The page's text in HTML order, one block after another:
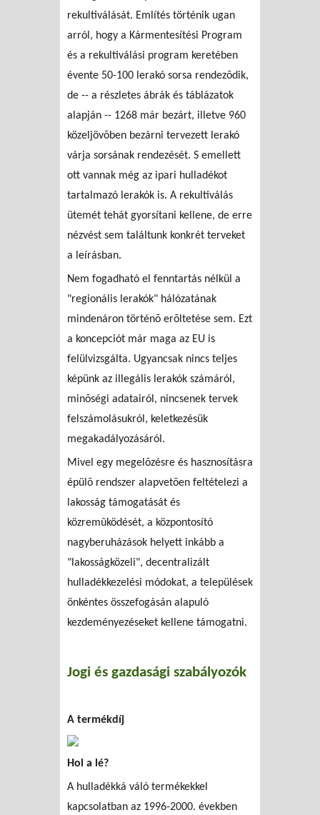
rekultiválását. Említés történik ugan
arról, hogy a Kármentesítési Program
és a rekultiválási program keretében
évente 50-100 lerakó sorsa rendezõdik,
de -- a részletes ábrák és táblázatok
alapján -- 1268 már bezárt, illetve 960
közeljövõben bezárni tervezett lerakó
várja sorsának rendezését. S emellett
ott vannak még az ipari hulladékot
tartalmazó lerakók is. A rekultiválás
ütemét tehát gyorsítani kellene, de erre
nézvést sem találtunk konkrét terveket
a leírásban.
Nem fogadható el fenntartás nélkül a
"regionális lerakók" hálózatának
mindenáron történõ erõltetése sem. Ezt
a koncepciót már maga az EU is
felülvizsgálta. Ugyancsak nincs teljes
képünk az illegális lerakók számáról,
minõségi adatairól, nincsenek tervek
felszámolásukról, keletkezésük
megakadályozásáról.
Mivel egy megelõzésre és hasznosításra
épülõ rendszer alapvetõen feltételezi a
lakosság támogatását és
közremûködését, a központosító
nagyberuházások helyett inkább a
"lakosságközeli", decentralizált
hulladékkezelési módokat, a települések
önkéntes összefogásán alapuló
kezdeményezéseket kellene támogatni.
Jogi és gazdasági szabályozók
A termékdíj
Hol a lé?
A hulladékká váló termékekkel
kapcsolatban az 1996-2000. években